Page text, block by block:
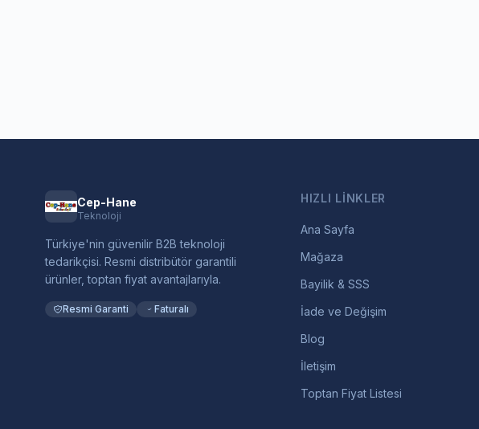
Cep-Hane
Teknoloji
Türkiye'nin güvenilir B2B teknoloji
tedarikçisi. Resmi distribütör garantili
ürünler, toptan fiyat avantajlarıyla.
Resmi Garanti Faturalı
HIZLI LINKLER
Ana Sayfa
Mağaza
Bayilik & SSS
İade ve Değişim
Blog
İletişim
Toptan Fiyat Listesi